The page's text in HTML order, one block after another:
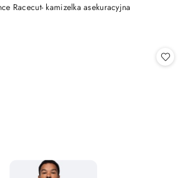
Racecut- kamizelka asekuracyjna